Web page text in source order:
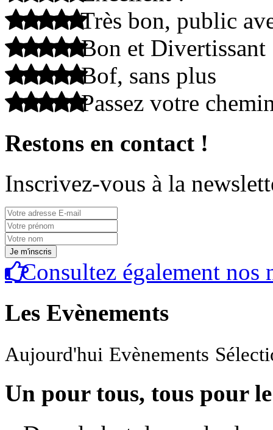
Très bon, public
Bon et Divertissant
Bof, sans plus
Passez votre
Restons en contact !
Inscrivez-vous à la
Consultez également nos
Les Evènements
Aujourd'hui Evènements
Un pour tous, tous pour